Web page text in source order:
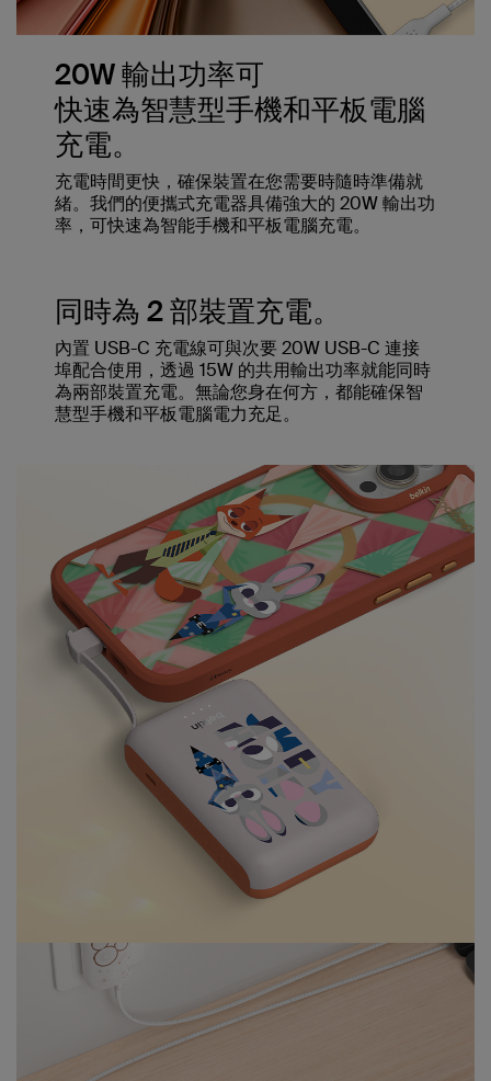
20W 輸出功率可
快速為智慧型手機和平板電腦
充電。
充電時間更快，確保裝置在您需要時隨時準備就
緒。我們的便攜式充電器具備強大的 20W 輸出功
率，可快速為智能手機和平板電腦充電。
同時為 2 部裝置充電。
內置 USB-C 充電線可與次要 20W USB-C 連接
埠配合使用，透過 15W 的共用輸出功率就能同時
為兩部裝置充電。無論您身在何方，都能確保智
慧型手機和平板電腦電力充足。